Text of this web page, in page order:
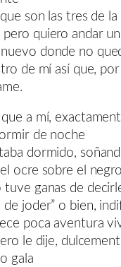
son las tres de la
pero quiero andar un
donde no
de mí así que,
a mí,
de noche
dormido,
ocre sobre el
tuve ganas de
de joder” o bien,
poca aventura
le dije,
gala